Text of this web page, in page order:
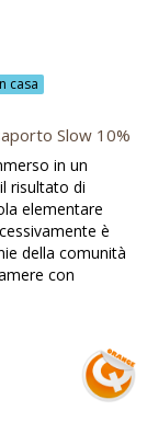
casa
Slow 10%
in un
risultato di
elementare
è
della comunità
con